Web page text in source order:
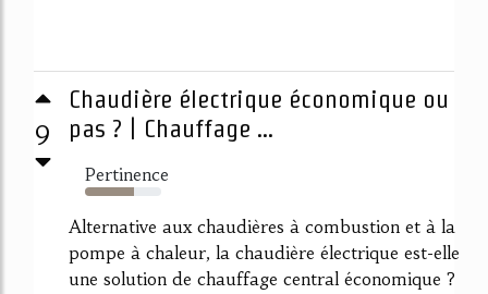
9
Chaudière électrique économique ou
pas ? | Chauffage ...
Pertinence
64%
Alternative aux chaudières à combustion et à la
pompe à chaleur, la chaudière électrique est-elle
une solution de chauffage central économique ?